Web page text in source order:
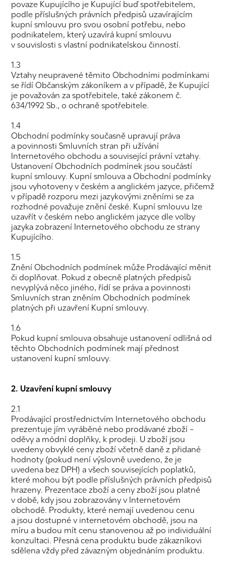
povaze Kupujícího je Kupující buď spotřebitelem,
podle příslušných právních předpisů uzavírajícím
kupní smlouvu pro svou osobní potřebu, nebo
podnikatelem, který uzavírá kupní smlouvu
v souvislosti s vlastní podnikatelskou činností.
1.3
Vztahy neupravené těmito Obchodními podmínkami
se řídí Občanským zákoníkem a v případě, že Kupující
je považován za spotřebitele, také zákonem č.
634/1992 Sb., o ochraně spotřebitele.
1.4
Obchodní podmínky současně upravují práva
a povinnosti Smluvních stran při užívání
Internetového obchodu a související právní vztahy.
Ustanovení Obchodních podmínek jsou součástí
kupní smlouvy. Kupní smlouva a Obchodní podmínky
jsou vyhotoveny v českém a anglickém jazyce, přičemž
v případě rozporu mezi jazykovými zněními se za
rozhodné považuje znění české. Kupní smlouvu lze
uzavřít v českém nebo anglickém jazyce dle volby
jazyka zobrazení Internetového obchodu ze strany
Kupujícího.
1.5
Znění Obchodních podmínek může Prodávající měnit
či doplňovat. Pokud z obecně platných předpisů
nevyplývá něco jiného, řídí se práva a povinnosti
Smluvních stran zněním Obchodních podmínek
platných při uzavření Kupní smlouvy.
1.6
Pokud kupní smlouva obsahuje ustanovení odlišná od
těchto Obchodních podmínek mají přednost
ustanovení kupní smlouvy.
2. Uzavření kupní smlouvy
2.1
Prodávající prostřednictvím Internetového obchodu
prezentuje jím vyráběné nebo prodávané zboží –
oděvy a módní doplňky, k prodeji. U zboží jsou
uvedeny obvyklé ceny zboží včetně daně z přidané
hodnoty (pokud není výslovně uvedeno, že je
uvedena bez DPH) a všech souvisejících poplatků,
které mohou být podle příslušných právních předpisů
hrazeny. Prezentace zboží a ceny zboží jsou platné
v době, kdy jsou zobrazovány v Internetovém
obchodě. Produkty, které nemají uvedenou cenu
a jsou dostupné v internetovém obchodě, jsou na
míru a budou mít cenu stanovenou až po individuální
konzultaci. Přesná cena produktu bude zákazníkovi
sdělena vždy před závazným objednáním produktu.